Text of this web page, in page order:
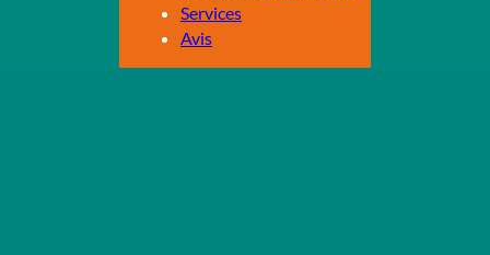
Services
Avis